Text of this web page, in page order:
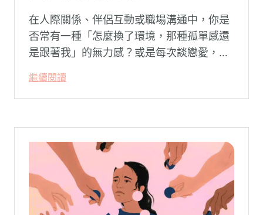
在人際關係、伴侶互動或職場溝通中，你是
否常有一種「怎麼換了環境，那種孤單感還
是跟著我」的無力感？或是每次談戀愛，總
卻演變成兩敗俱傷？
繼續閱讀